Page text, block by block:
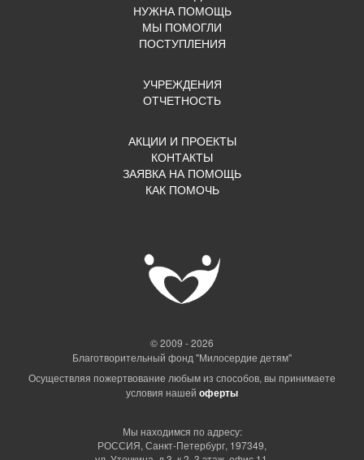
НУЖНА ПОМОЩЬ
МЫ ПОМОГЛИ
ПОСТУПЛЕНИЯ
УЧРЕЖДЕНИЯ
ОТЧЕТНОСТЬ
АКЦИИ И ПРОЕКТЫ
КОНТАКТЫ
ЗАЯВКА НА ПОМОЩЬ
КАК ПОМОЧЬ
© 2009 - 2026
Благотворительный фонд "Милосердие детям"
Осуществляя пожертвование любым из способов, вы принимаете
условия нашей оферты
Мы находимся по адресу:
РОССИЯ, Санкт-Петербург, 197349,